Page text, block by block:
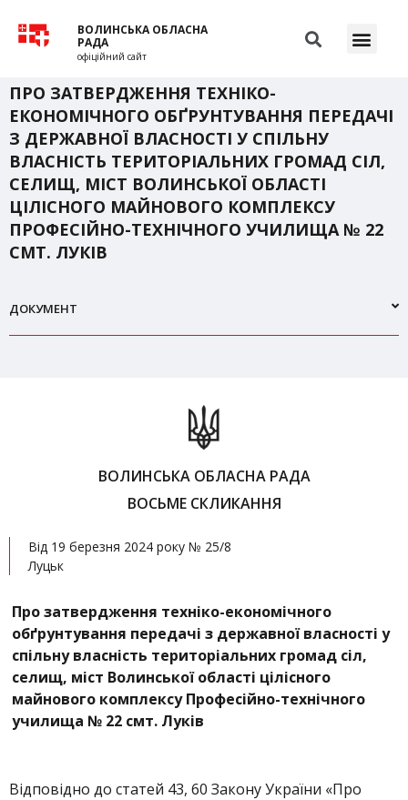
ВОЛИНСЬКА ОБЛАСНА
РАДА
офіційний сайт
ПРО ЗАТВЕРДЖЕННЯ ТЕХНІКО-
ЕКОНОМІЧНОГО ОБҐРУНТУВАННЯ ПЕРЕДАЧІ
З ДЕРЖАВНОЇ ВЛАСНОСТІ У СПІЛЬНУ
ВЛАСНІСТЬ ТЕРИТОРІАЛЬНИХ ГРОМАД СІЛ,
СЕЛИЩ, МІСТ ВОЛИНСЬКОЇ ОБЛАСТІ
ЦІЛІСНОГО МАЙНОВОГО КОМПЛЕКСУ
ПРОФЕСІЙНО-ТЕХНІЧНОГО УЧИЛИЩА № 22
СМТ. ЛУКІВ
ДОКУМЕНТ
ВОЛИНСЬКА ОБЛАСНА РАДА
ВОСЬМЕ СКЛИКАННЯ
Від 19 березня 2024 року № 25/8
Луцьк
Про затвердження техніко-економічного
обґрунтування передачі з державної власності у
спільну власність територіальних громад сіл,
селищ, міст Волинської області цілісного
майнового комплексу Професійно-технічного
училища № 22 смт. Луків
Відповідно до статей 43, 60 Закону України «Про